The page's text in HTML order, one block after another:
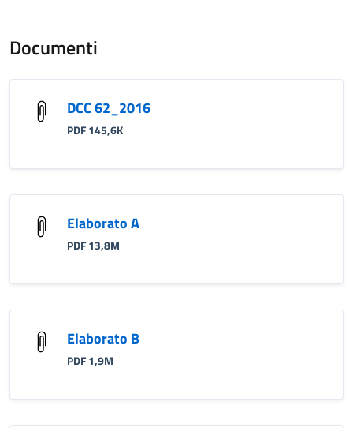
Documenti
DCC 62_2016
PDF 145,6K
Elaborato A
PDF 13,8M
Elaborato B
PDF 1,9M